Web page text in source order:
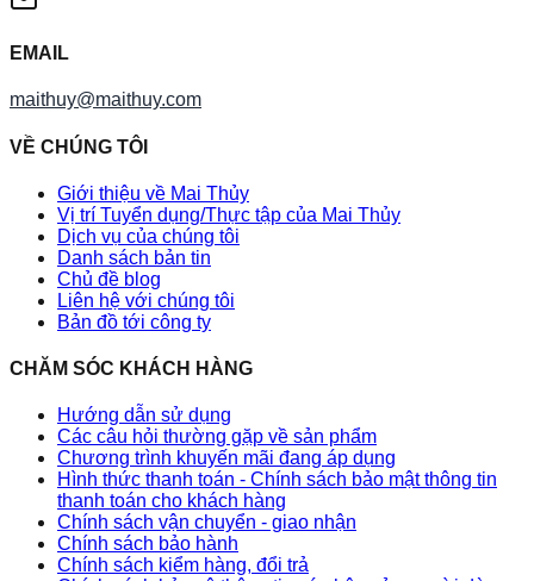
EMAIL
maithuy@maithuy.com
VỀ CHÚNG TÔI
Giới thiệu về Mai Thủy
Vị trí Tuyển dụng/Thực tập của Mai Thủy
Dịch vụ của chúng tôi
Danh sách bản tin
Chủ đề blog
Liên hệ với chúng tôi
Bản đồ tới công ty
CHĂM SÓC KHÁCH HÀNG
Hướng dẫn sử dụng
Các câu hỏi thường gặp về sản phẩm
Chương trình khuyến mãi đang áp dụng
Hình thức thanh toán - Chính sách bảo mật thông tin
thanh toán cho khách hàng
Chính sách vận chuyển - giao nhận
Chính sách bảo hành
Chính sách kiểm hàng, đổi trả